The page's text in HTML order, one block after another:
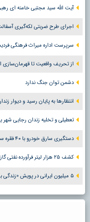
آیت الله سید مجتبی خامنه ای
اجرای طرح ضربتی لکه‌گیری
سرپرست اداره میراث فرهنگی
از تحریف واقعیت تا قهرمان‌سازی
دشمن توان جنگ ندارد
انتظارها به پایان رسید و دیوار
تعطیلی و تخلیه زندان رجایی شهر
دستگیری سارق خودرو با ۴۰ فقره سرقت در کرج
کشف ۲۵ هزار لیتر فرآورده نفتی گازوئیل غیر مجاز در اشتهارد
۵ میلیون ایرانی در پویش «زندگی با آیه‌ها» شرکت کردند